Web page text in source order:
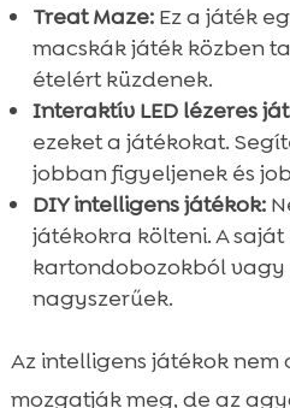
Treat Maze:Ez a játék
macskák játék közben
ételért küzdenek.
Interaktív LED lézeres
ezeket a játékokat.
jobban figyeljenek és
DIY intelligens játékok:
játékokra költeni. A
kartondobozokból vagy
nagyszerűek.
Az intelligens játékok nem
mozgatják meg, de az